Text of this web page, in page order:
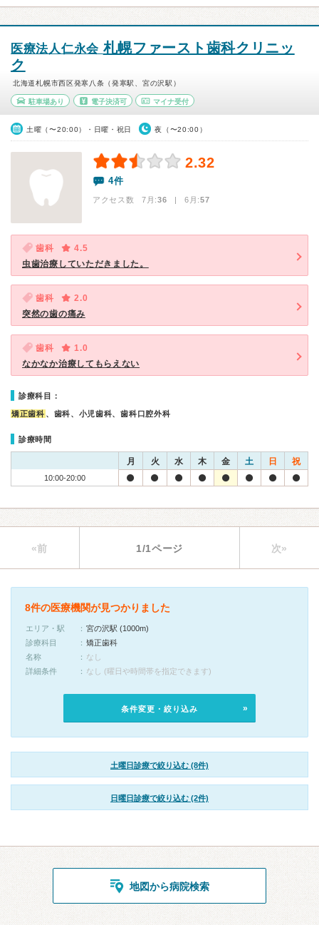
医療法人仁永会 札幌ファースト歯科クリニッ
ク
北海道札幌市西区発寒八条（発寒駅、宮の沢駅）
駐車場あり 電子決済可 マイナ受付
土曜（〜20:00）・日曜・祝日 夜（〜20:00）
2.32
4件
アクセス数 7月:36 | 6月:57
歯科
4.5
虫歯治療していただきました。
歯科
2.0
突然の歯の痛み
歯科
1.0
なかなか治療してもらえない
診療科目：
矯正歯科 、歯科、小児歯科、歯科口腔外科
診療時間
月 火 水 木 金 土 日 祝
10:00-20:00
«前 1/1ページ 次»
8件の医療機関が見つかりました
エリア・駅
宮の沢駅 (1000m)
診療科目
矯正歯科
名称
なし
詳細条件
なし (曜日や時間帯を指定できます)
条件変更・絞り込み
土曜日診療で絞り込む (8件)
日曜日診療で絞り込む (2件)
地図から病院検索